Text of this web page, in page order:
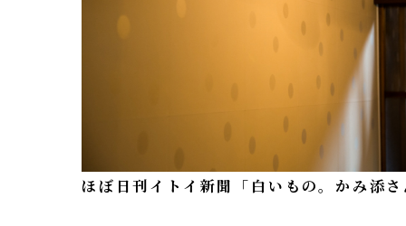
ほぼ日刊イトイ新聞「白いもの。かみ添